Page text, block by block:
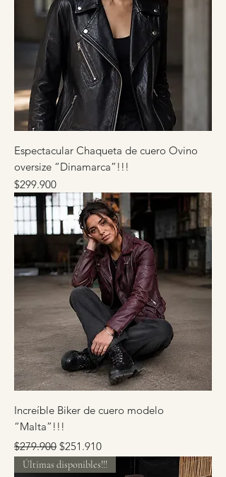
Espectacular Chaqueta de cuero Ovino
oversize “Dinamarca”!!!
Precio
$299.900
Increíble Biker de cuero modelo
“Malta”!!!
Precio
$279.900 Precio de oferta
$251.910
Últimas disponibles!!!